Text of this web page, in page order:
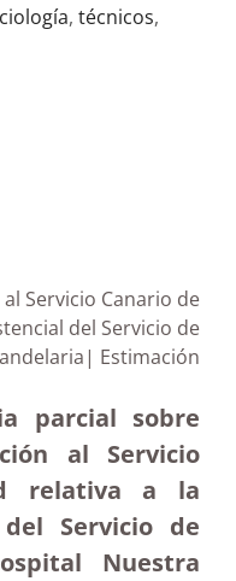
, técnicos,
Servicio Canario de
del Servicio de
Estimación
parcial sobre
al Servicio
relativa a la
Servicio de
Nuestra